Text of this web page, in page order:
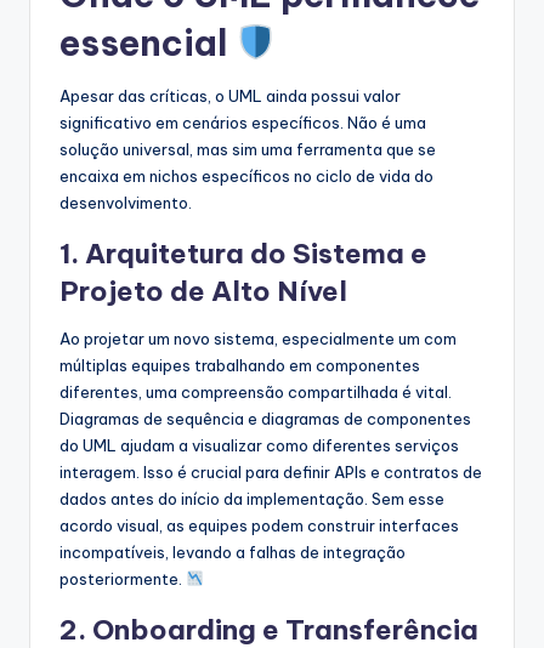
essencial
Apesar das críticas, o UML ainda possui valor
significativo em cenários específicos. Não é uma
solução universal, mas sim uma ferramenta que se
encaixa em nichos específicos no ciclo de vida do
desenvolvimento.
1. Arquitetura do Sistema e
Projeto de Alto Nível
Ao projetar um novo sistema, especialmente um com
múltiplas equipes trabalhando em componentes
diferentes, uma compreensão compartilhada é vital.
Diagramas de sequência e diagramas de componentes
do UML ajudam a visualizar como diferentes serviços
interagem. Isso é crucial para definir APIs e contratos de
dados antes do início da implementação. Sem esse
acordo visual, as equipes podem construir interfaces
incompatíveis, levando a falhas de integração
posteriormente.
2. Onboarding e Transferência